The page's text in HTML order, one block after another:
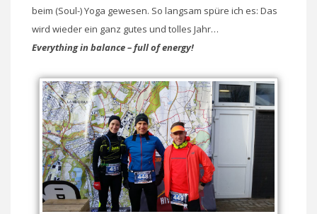
beim (Soul-) Yoga gewesen. So langsam spüre ich es: Das
wird wieder ein ganz gutes und tolles Jahr…
Everything in balance – full of energy!